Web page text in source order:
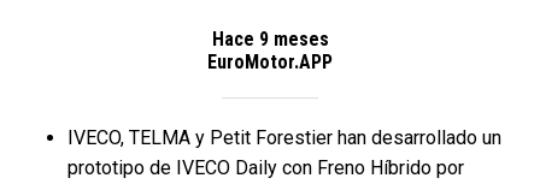
Hace 9 meses
EuroMotor.APP
IVECO, TELMA y Petit Forestier han desarrollado un
prototipo de IVECO Daily con Freno Híbrido por